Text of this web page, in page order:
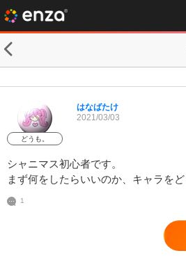
どうも。
はなばたけ
2021/03/03
シャニマス初心者です。
まず何をしたらいいのか、キャラを
1